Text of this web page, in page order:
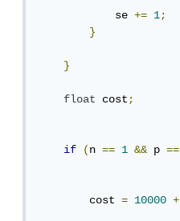
se += 1;
}
}
float cost;
if (n == 1 && p ==
cost = 10000 +